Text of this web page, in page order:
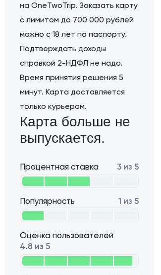
на OneTwoTrip. Заказать карту
с лимитом до 700 000 рублей
можно с 18 лет по паспорту.
Подтверждать доходы
справкой 2-НДФЛ не надо.
Время принятия решения 5
минут. Карта доставляется
только курьером.
Карта больше не
выпускается.
Процентная ставка 3 из 5
Популярность 1 из 5
Оценка пользователей
4.8 из 5